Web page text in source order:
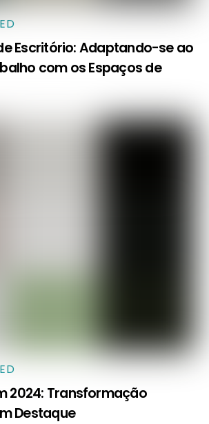
Escritório: Adaptando-se ao
com os Espaços de
2024: Transformação
Destaque